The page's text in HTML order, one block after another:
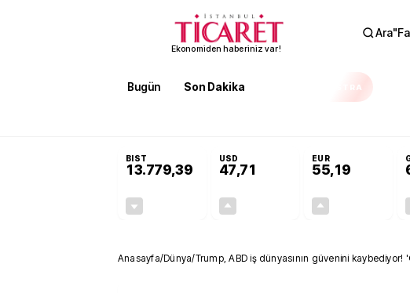
Ekonomiden haberiniz var!
Ara"
Bugün Son Dakika EKSTRA
BIST
13.779,39
USD
47,71
EUR
55,19
Anasayfa/Dünya/Trump, ABD iş dünyasının güvenini